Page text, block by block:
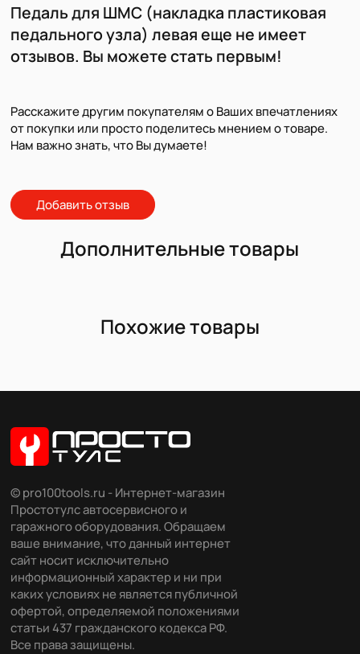
Педаль для ШМС (накладка пластиковая
педального узла) левая еще не имеет
отзывов. Вы можете стать первым!
Расскажите другим покупателям о Ваших впечатлениях
от покупки или просто поделитесь мнением о товаре.
Нам важно знать, что Вы думаете!
Добавить отзыв
Дополнительные товары
Похожие товары
© pro100tools.ru - Интернет-магазин
Простотулс автосервисного и
гаражного оборудования. Обращаем
ваше внимание, что данный интернет
сайт носит исключительно
информационный характер и ни при
каких условиях не является публичной
офертой, определяемой положениями
статьи 437 гражданского кодекса РФ.
Все права защищены.